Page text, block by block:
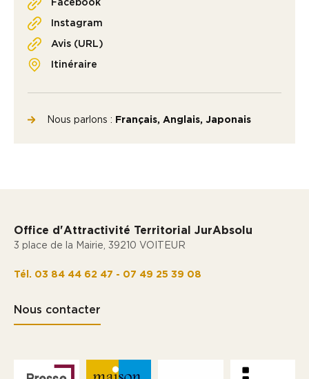
Facebook
Instagram
Avis (URL)
Itinéraire
Nous parlons : Français, Anglais, Japonais
Office d'Attractivité Territorial JurAbsolu
3 place de la Mairie, 39210 VOITEUR
Tél. 03 84 44 62 47 - 07 49 25 39 08
Nous contacter